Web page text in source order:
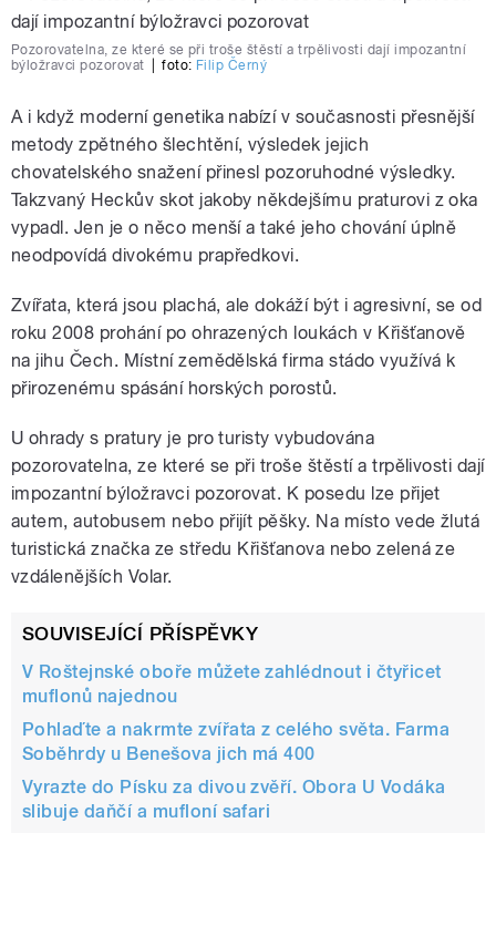
Pozorovatelna, ze které se při troše štěstí a trpělivosti dají impozantní
býložravci pozorovat
foto: Filip Černý
A i když moderní genetika nabízí v současnosti přesnější
metody zpětného šlechtění, výsledek jejich
chovatelského snažení přinesl pozoruhodné výsledky.
Takzvaný Heckův skot jakoby někdejšímu praturovi z oka
vypadl. Jen je o něco menší a také jeho chování úplně
neodpovídá divokému prapředkovi.
Zvířata, která jsou plachá, ale dokáží být i agresivní, se od
roku 2008 prohání po ohrazených loukách v Křišťanově
na jihu Čech. Místní zemědělská firma stádo využívá k
přirozenému spásání horských porostů.
U ohrady s pratury je pro turisty vybudována
pozorovatelna, ze které se při troše štěstí a trpělivosti dají
impozantní býložravci pozorovat. K posedu lze přijet
autem, autobusem nebo přijít pěšky. Na místo vede žlutá
turistická značka ze středu Křišťanova nebo zelená ze
vzdálenějších Volar.
SOUVISEJÍCÍ PŘÍSPĚVKY
V Roštejnské oboře můžete zahlédnout i čtyřicet
muflonů najednou
Pohlaďte a nakrmte zvířata z celého světa. Farma
Soběhrdy u Benešova jich má 400
Vyrazte do Písku za divou zvěří. Obora U Vodáka
slibuje daňčí a mufloní safari